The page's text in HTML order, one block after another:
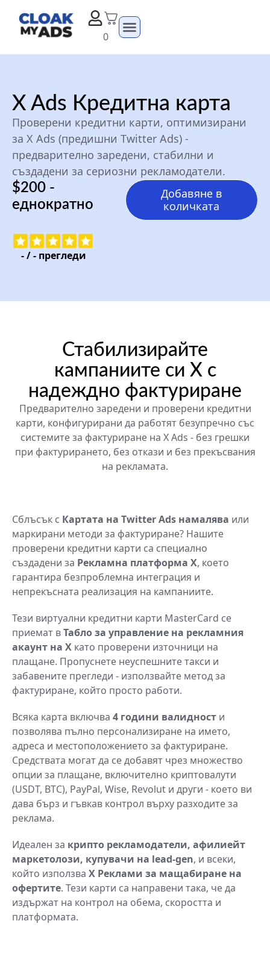
0
X Ads Кредитна карта
Проверени кредитни карти, оптимизирани
за X Ads (предишни Twitter Ads) -
предварително заредени, стабилни и
създадени за сериозни рекламодатели.
$200 -
еднократно
Добавяне в
количката
-/-прегледи
Стабилизирайте
кампаниите си X с
надеждно фактуриране
Предварително заредени и проверени кредитни
карти, конфигурирани да работят безупречно със
системите за фактуриране на X Ads - без грешки
при фактурирането, без откази и без прекъсвания
на рекламата.
Сблъсък с Картата на Twitter Ads намалява или
маркирани методи за фактуриране? Нашите
проверени кредитни карти са специално
създадени за Рекламна платформа X, което
гарантира безпроблемна интеграция и
непрекъсната реализация на кампаниите.
Тези виртуални кредитни карти MasterCard се
приемат вТабло за управление на рекламния
акаунт на X като проверени източници на
плащане. Пропуснете неуспешните такси и
забавените прегледи - използвайте метод за
фактуриране, който просто работи.
Всяка карта включва 4 години валидност и
позволява пълно персонализиране на името,
адреса и местоположението за фактуриране.
Средствата могат да се добавят чрез множество
опции за плащане, включително криптовалути
(USDT, BTC), PayPal, Wise, Revolut и други - което ви
дава бърз и гъвкав контрол върху разходите за
реклама.
Идеален за крипто рекламодатели, афилиейт
маркетолози, купувачи на lead-gen, и всеки,
който използва X Реклами за мащабиране на
офертите. Тези карти са направени така, че да
издържат на контрол на обема, скоростта и
платформата.